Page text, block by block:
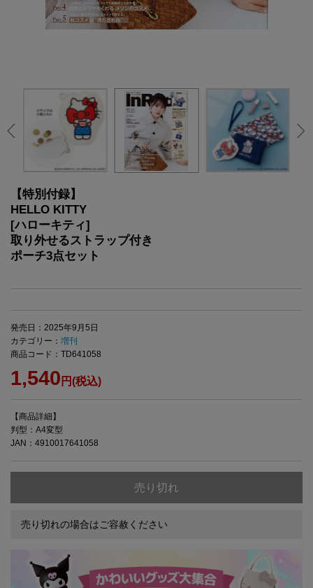
【特別付録】
HELLO KITTY
[ハローキティ]
取り外せるストラップ付き
ポーチ3点セット
発売日：2025年9月5日
カテゴリー： 増刊
商品コード：TD641058
1,540 円(税込)
【商品詳細】
判型：A4変型
JAN：4910017641058
売り切れ
売り切れの場合はご容赦ください